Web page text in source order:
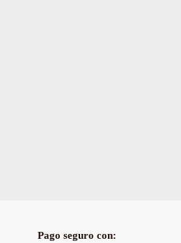
Pago seguro con: